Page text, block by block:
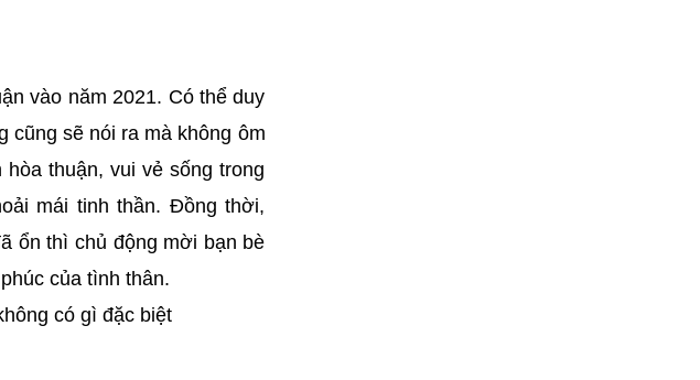
vào năm 2021. Có thể duy
cũng sẽ nói ra mà không ôm
thuận, vui vẻ sống trong
mái tinh thần. Đồng thời,
ổn thì chủ động mời bạn bè
của tình thân.
có gì đặc biệt